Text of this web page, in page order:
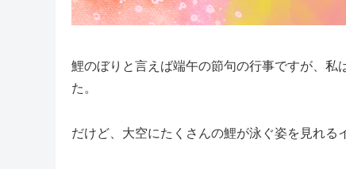
鯉のぼりと言えば端午の節句の行事ですが、私
た。
だけど、大空にたくさんの鯉が泳ぐ姿を見れる